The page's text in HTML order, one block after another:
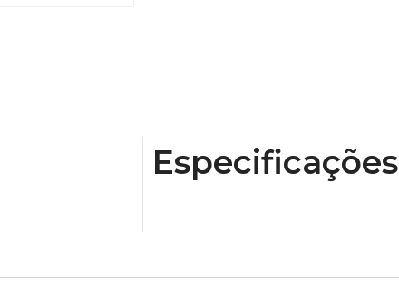
Especificações